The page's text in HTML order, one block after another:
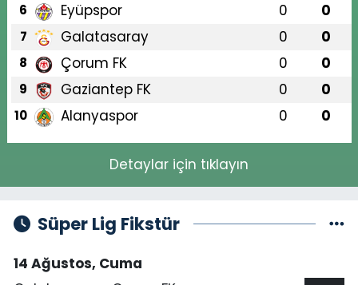
6 Eyüpspor 0 0
7 Galatasaray 0 0
8 Çorum FK 0 0
9 Gaziantep FK 0 0
10 Alanyaspor 0 0
Detaylar için tıklayın
Süper Lig Fikstür
14 Ağustos, Cuma